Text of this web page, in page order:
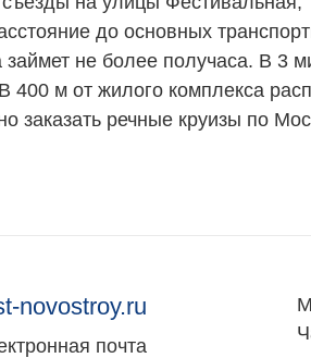
до основных
не более получаса. В 3
400 м от жилого комплекса
заказать речные круизы по
novostroy.ru
почта